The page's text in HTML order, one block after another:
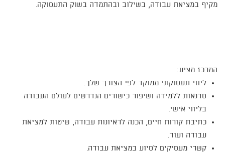
מקיף במציאת עבודה, בשילוב ובהתמדה בשוק התעסוקה.
המרכז מציע:
ליווי תעסוקתי ממוקד לפי הצורך שלך.
סדנאות ללמידה ושיפור כישורים הנדרשים לעולם העבודה
בליווי אישי.
כתיבת קורות חיים, הכנה לראיונות עבודה, שיטות למציאת
עבודה ועוד.
קשרי מעסיקים לסיוע במציאת עבודה.